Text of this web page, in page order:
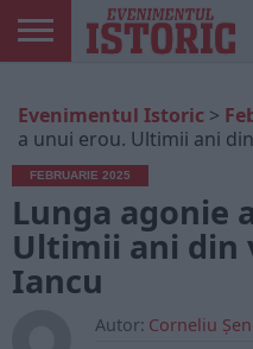
ONLINE
EDIȚII
TIPĂRITE
ISTORIC
PLAY
CONTUL
MEU
Evenimentul Istoric >
a unui erou. Ultimii ani
FEBRUARIE 2025
Lunga agonie
Ultimii ani din
Iancu
Autor: Corneliu